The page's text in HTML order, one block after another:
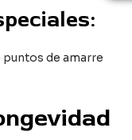
de amarre